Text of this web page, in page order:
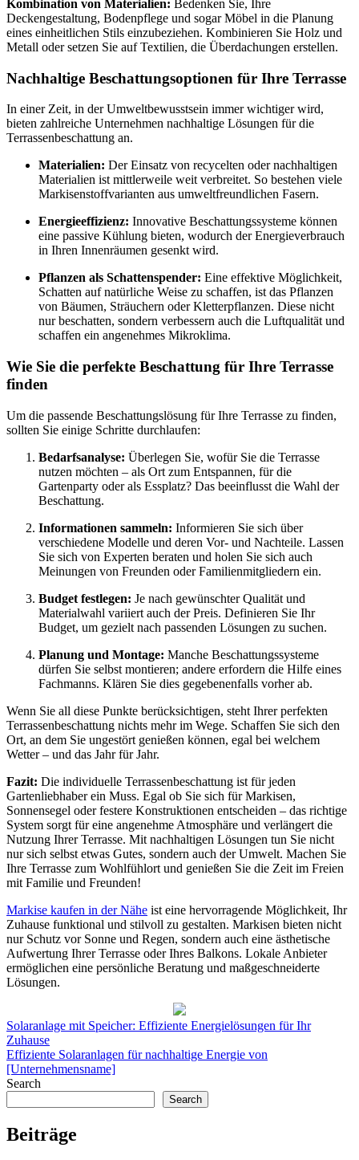
Kombination von Materialien: Bedenken Sie, Ihre
Deckengestaltung, Bodenpflege und sogar Möbel in die Planung
eines einheitlichen Stils einzubeziehen. Kombinieren Sie Holz und
Metall oder setzen Sie auf Textilien, die Überdachungen erstellen.
Nachhaltige Beschattungsoptionen für Ihre Terrasse
In einer Zeit, in der Umweltbewusstsein immer wichtiger wird,
bieten zahlreiche Unternehmen nachhaltige Lösungen für die
Terrassenbeschattung an.
Materialien: Der Einsatz von recycelten oder nachhaltigen
Materialien ist mittlerweile weit verbreitet. So bestehen viele
Markisenstoffvarianten aus umweltfreundlichen Fasern.
Energieeffizienz: Innovative Beschattungssysteme können
eine passive Kühlung bieten, wodurch der Energieverbrauch
in Ihren Innenräumen gesenkt wird.
Pflanzen als Schattenspender: Eine effektive Möglichkeit,
Schatten auf natürliche Weise zu schaffen, ist das Pflanzen
von Bäumen, Sträuchern oder Kletterpflanzen. Diese nicht
nur beschatten, sondern verbessern auch die Luftqualität und
schaffen ein angenehmes Mikroklima.
Wie Sie die perfekte Beschattung für Ihre Terrasse
finden
Um die passende Beschattungslösung für Ihre Terrasse zu finden,
sollten Sie einige Schritte durchlaufen:
Bedarfsanalyse: Überlegen Sie, wofür Sie die Terrasse
nutzen möchten – als Ort zum Entspannen, für die
Gartenparty oder als Essplatz? Das beeinflusst die Wahl der
Beschattung.
Informationen sammeln: Informieren Sie sich über
verschiedene Modelle und deren Vor- und Nachteile. Lassen
Sie sich von Experten beraten und holen Sie sich auch
Meinungen von Freunden oder Familienmitgliedern ein.
Budget festlegen: Je nach gewünschter Qualität und
Materialwahl variiert auch der Preis. Definieren Sie Ihr
Budget, um gezielt nach passenden Lösungen zu suchen.
Planung und Montage: Manche Beschattungssysteme
dürfen Sie selbst montieren; andere erfordern die Hilfe eines
Fachmanns. Klären Sie dies gegebenenfalls vorher ab.
Wenn Sie all diese Punkte berücksichtigen, steht Ihrer perfekten
Terrassenbeschattung nichts mehr im Wege. Schaffen Sie sich den
Ort, an dem Sie ungestört genießen können, egal bei welchem
Wetter – und das Jahr für Jahr.
Fazit: Die individuelle Terrassenbeschattung ist für jeden
Gartenliebhaber ein Muss. Egal ob Sie sich für Markisen,
Sonnensegel oder festere Konstruktionen entscheiden – das richtige
System sorgt für eine angenehme Atmosphäre und verlängert die
Nutzung Ihrer Terrasse. Mit nachhaltigen Lösungen tun Sie nicht
nur sich selbst etwas Gutes, sondern auch der Umwelt. Machen Sie
Ihre Terrasse zum Wohlfühlort und genießen Sie die Zeit im Freien
mit Familie und Freunden!
Markise kaufen in der Nähe ist eine hervorragende Möglichkeit, Ihr
Zuhause funktional und stilvoll zu gestalten. Markisen bieten nicht
nur Schutz vor Sonne und Regen, sondern auch eine ästhetische
Aufwertung Ihrer Terrasse oder Ihres Balkons. Lokale Anbieter
ermöglichen eine persönliche Beratung und maßgeschneiderte
Lösungen.
Post
navigation
Solaranlage mit Speicher: Effiziente Energielösungen für Ihr
Zuhause
Effiziente Solaranlagen für nachhaltige Energie von
[Unternehmensname]
Search
Search
Beiträge